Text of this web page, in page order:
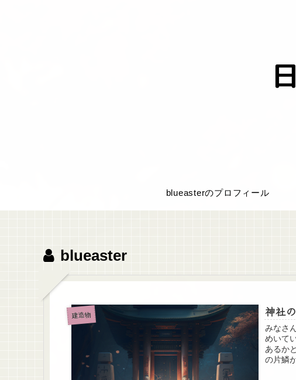
blueasterのプロフィール
blueaster
建造物 神社
みなさ
めいて
あるか
の片鱗